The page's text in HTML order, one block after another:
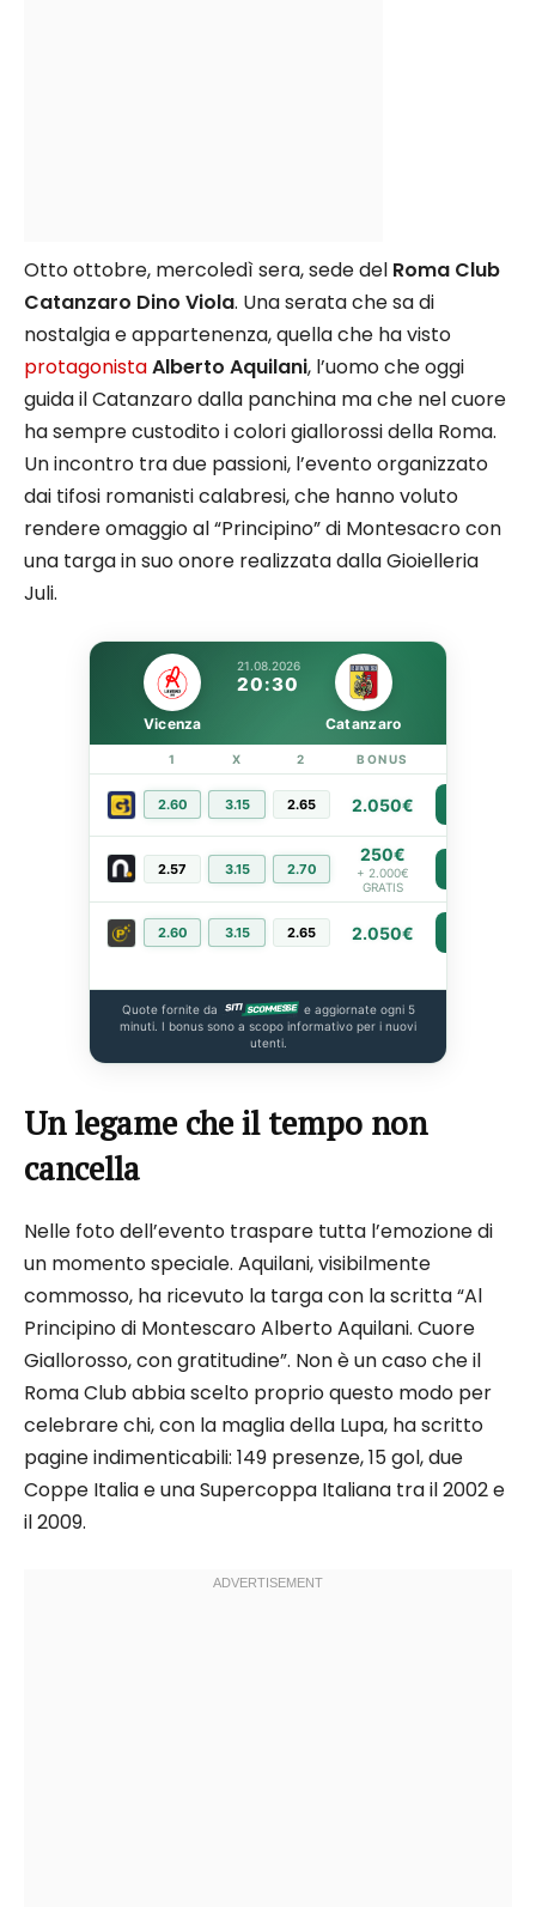
Otto ottobre, mercoledì sera, sede del Roma Club
Catanzaro Dino Viola. Una serata che sa di
nostalgia e appartenenza, quella che ha visto
protagonistaAlberto Aquilani, l’uomo che oggi
guida il Catanzaro dalla panchina ma che nel cuore
ha sempre custodito i colori giallorossi della Roma.
Un incontro tra due passioni, l’evento organizzato
dai tifosi romanisti calabresi, che hanno voluto
rendere omaggio al “Principino” di Montesacro con
una targa in suo onore realizzata dalla Gioielleria
Juli.​
21.08.2026
20:30
Vicenza Catanzaro
1 X 2 BONUS
2.60 3.15 2.65 2.050€
2.57 3.15 2.70
250€
+ 2.000€
GRATIS
2.60 3.15 2.65 2.050€
Quote fornite da
e aggiornate ogni 5
minuti. I bonus sono a scopo informativo per i nuovi
utenti.
Un legame che il tempo non
cancella
Nelle foto dell’evento traspare tutta l’emozione di
un momento speciale. Aquilani, visibilmente
commosso, ha ricevuto la targa con la scritta “Al
Principino di Montescaro Alberto Aquilani. Cuore
Giallorosso, con gratitudine”. Non è un caso che il
Roma Club abbia scelto proprio questo modo per
celebrare chi, con la maglia della Lupa, ha scritto
pagine indimenticabili: 149 presenze, 15 gol, due
Coppe Italia e una Supercoppa Italiana tra il 2002 e
il 2009.​